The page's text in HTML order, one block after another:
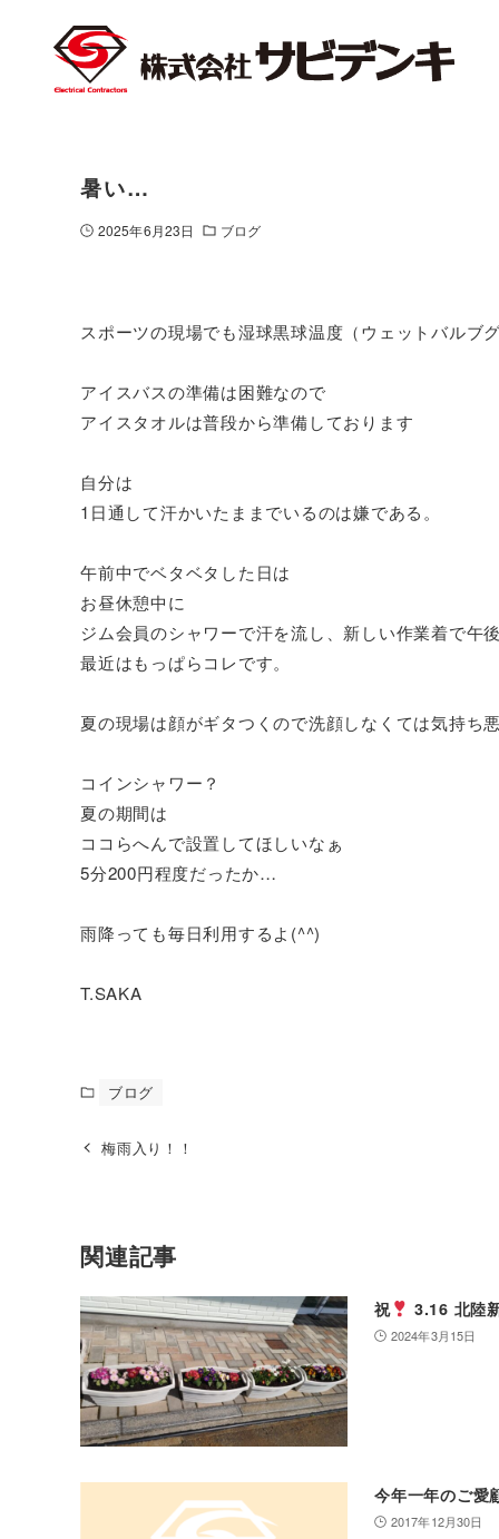
暑い…
2025年6月23日 ブログ
スポーツの現場でも湿球黒球温度（ウェットバルブ
アイスバスの準備は困難なので
アイスタオルは普段から準備しております
自分は
1日通して汗かいたままでいるのは嫌である。
午前中でベタベタした日は
お昼休憩中に
ジム会員のシャワーで汗を流し、新しい作業着で午
最近はもっぱらコレです。
夏の現場は顔がギタつくので洗顔しなくては気持ち悪
コインシャワー？
夏の期間は
ココらへんで設置してほしいなぁ
5分200円程度だったか…
雨降っても毎日利用するよ(^^)
T.SAKA
ブログ
梅雨入り！！
関連記事
祝 3.16 北陸
2024年3月15日
今年一年のご愛
2017年12月30日